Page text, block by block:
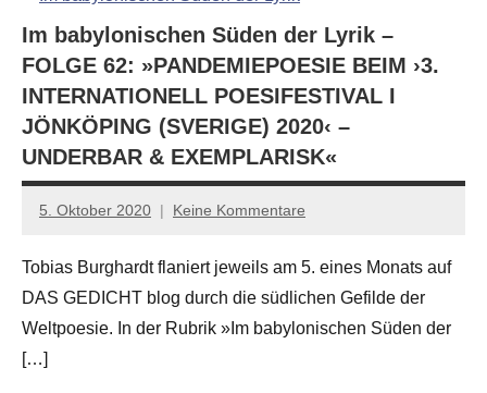
und
Kritik
Im babylonischen Süden der Lyrik –
FOLGE 62: »PANDEMIEPOESIE BEIM ›3.
INTERNATIONELL POESIFESTIVAL I
JÖNKÖPING (SVERIGE) 2020‹ –
UNDERBAR & EXEMPLARISK«
5. Oktober 2020
Anton
Leitner
Keine Kommentare
Tobias Burghardt flaniert jeweils am 5. eines Monats auf
DAS GEDICHT blog durch die südlichen Gefilde der
Weltpoesie. In der Rubrik »Im babylonischen Süden der
[…]